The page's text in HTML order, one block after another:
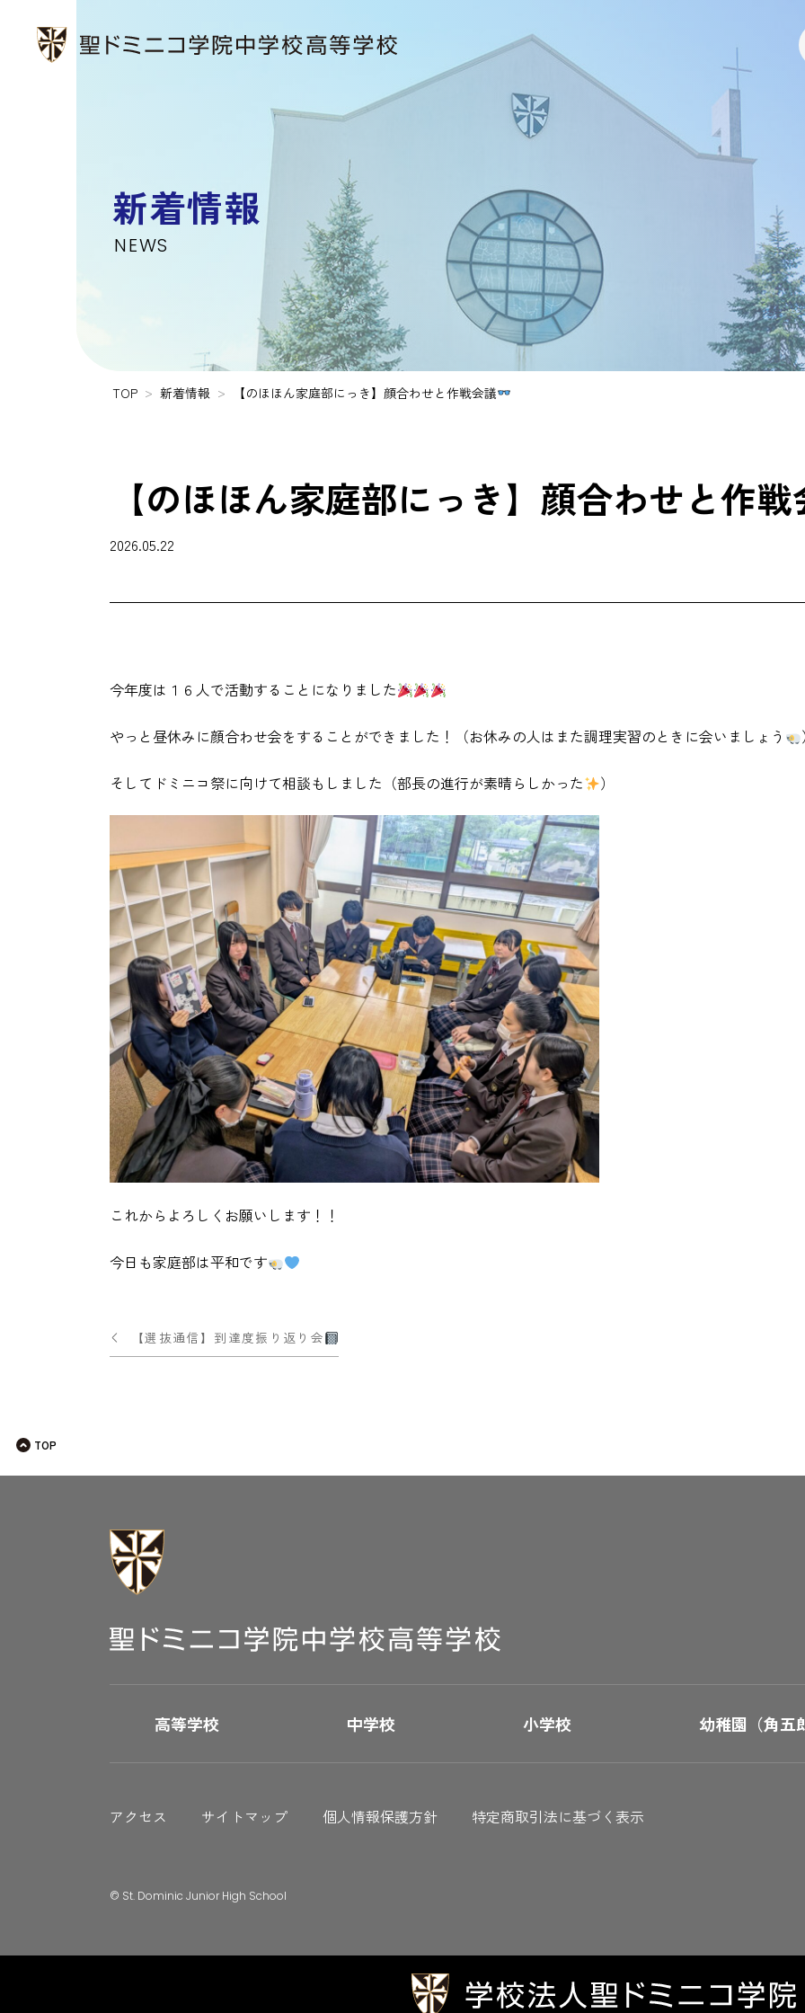
新着情報
NEWS
TOP 新着情報 【のほほん家庭部にっき】顔合わせと作戦会議
【のほほん家庭部にっき】顔合わせと作
2026.05.22
今年度は１６人で活動することになりました
やっと昼休みに顔合わせ会をすることができました！（お休みの人はまた調理実習のときに会いましょう
そしてドミニコ祭に向けて相談もしました（部長の進行が素晴らしかった ）
これからよろしくお願いします！！
今日も家庭部は平和です
投
ショ
ン
【選抜通信】到達度振り返り会
TOP
高等学校 中学校 小学校 幼稚園（角五
アクセス サイトマップ 個人情報保護方針 特定商取引法に基づく表示
© St. Dominic Junior High School